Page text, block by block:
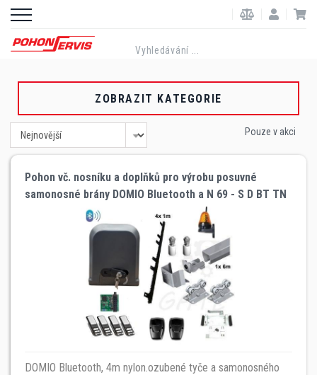
ZOBRAZIT KATEGORIE
Pouze v akci
Pohon vč. nosníku a doplňků pro výrobu posuvné
samonosné brány DOMIO Bluetooth a N 69 - S D BT TN
DOMIO Bluetooth, 4m nylon.ozubené tyče a samonosného